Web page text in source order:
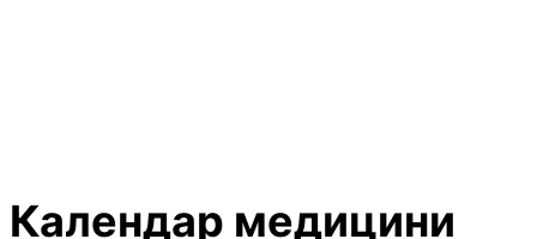
Календар медицини